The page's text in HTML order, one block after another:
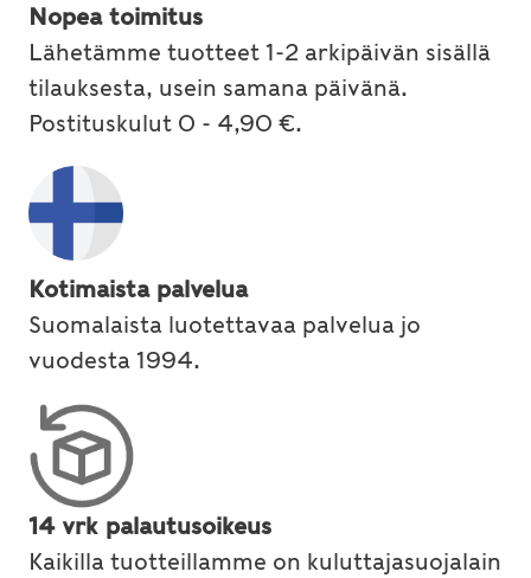
Nopea toimitus
Lähetämme tuotteet 1-2 arkipäivän sisällä
tilauksesta, usein samana päivänä.
Postituskulut 0 - 4,90 €.
Kotimaista palvelua
Suomalaista luotettavaa palvelua jo
vuodesta 1994.
14 vrk palautusoikeus
Kaikilla tuotteillamme on kuluttajasuojalain